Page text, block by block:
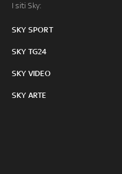
I siti Sky:
SKY SPORT
SKY TG24
SKY VIDEO
SKY ARTE